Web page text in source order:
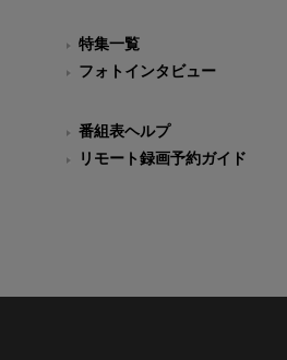
特集一覧
フォトインタビュー
番組表ヘルプ
リモート録画予約ガイド